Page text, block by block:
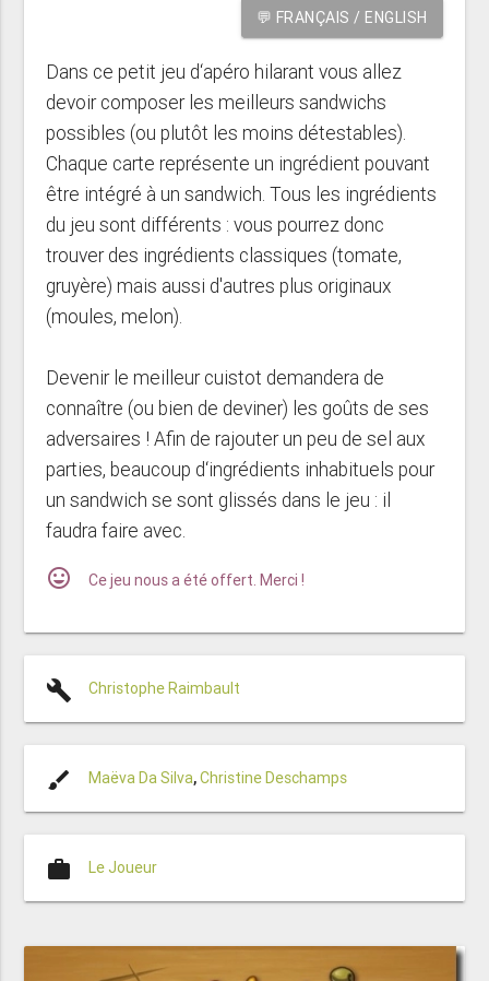
💬 FRANÇAIS / ENGLISH
Dans ce petit jeu d‘apéro hilarant vous allez
devoir composer les meilleurs sandwichs
possibles (ou plutôt les moins détestables).
Chaque carte représente un ingrédient pouvant
être intégré à un sandwich. Tous les ingrédients
du jeu sont différents : vous pourrez donc
trouver des ingrédients classiques (tomate,
gruyère) mais aussi d'autres plus originaux
(moules, melon).
Devenir le meilleur cuistot demandera de
connaître (ou bien de deviner) les goûts de ses
adversaires ! Afin de rajouter un peu de sel aux
parties, beaucoup d‘ingrédients inhabituels pour
un sandwich se sont glissés dans le jeu : il
faudra faire avec.
mood Ce jeu nous a été offert. Merci !
build Christophe Raimbault
brush Maëva Da Silva,Christine Deschamps
work Le Joueur